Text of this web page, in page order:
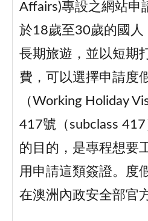
Affairs)專設之網站申
於18歲至30歲的國人
長期旅遊，並以短期
費，可以選擇申請度
（Working Holiday
417號（subclass
的目的，是專程想要
用申請這類簽證。度
在澳洲內政安全部官